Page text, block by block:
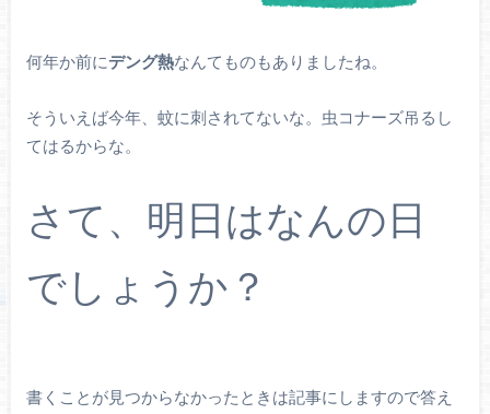
何年か前にデング熱なんてものもありましたね。
そういえば今年、蚊に刺されてないな。虫コナーズ吊るし
てはるからな。
さて、明日はなんの日
でしょうか？
書くことが見つからなかったときは記事にしますので答え